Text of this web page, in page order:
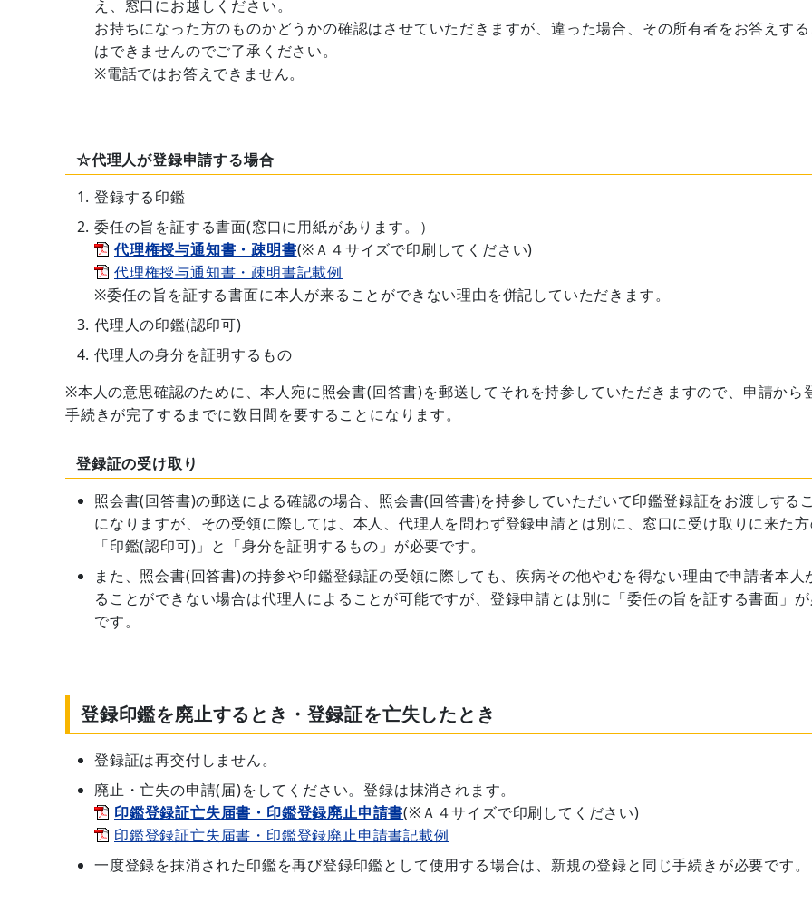
え、窓口にお越しください。
お持ちになった方のものかどうかの確認はさせていただきますが、違った場合、その所有者をお答えす
はできませんのでご了承ください。
※電話ではお答えできません。
☆代理人が登録申請する場合
登録する印鑑
委任の旨を証する書面(窓口に用紙があります。）
代理権授与通知書・疎明書(※Ａ４サイズで印刷してください)
代理権授与通知書・疎明書記載例
※委任の旨を証する書面に本人が来ることができない理由を併記していただきます。
代理人の印鑑(認印可)
代理人の身分を証明するもの
※本人の意思確認のために、本人宛に照会書(回答書)を郵送してそれを持参していただきますので、申請から
手続きが完了するまでに数日間を要することになります。
登録証の受け取り
照会書(回答書)の郵送による確認の場合、照会書(回答書)を持参していただいて印鑑登録証をお渡しする
になりますが、その受領に際しては、本人、代理人を問わず登録申請とは別に、窓口に受け取りに来た
「印鑑(認印可)」と「身分を証明するもの」が必要です。
また、照会書(回答書)の持参や印鑑登録証の受領に際しても、疾病その他やむを得ない理由で申請者本人
ることができない場合は代理人によることが可能ですが、登録申請とは別に「委任の旨を証する書面」
です。
登録印鑑を廃止するとき・登録証を亡失したとき
登録証は再交付しません。
廃止・亡失の申請(届)をしてください。登録は抹消されます。
印鑑登録証亡失届書・印鑑登録廃止申請書(※Ａ４サイズで印刷してください)
印鑑登録証亡失届書・印鑑登録廃止申請書記載例
一度登録を抹消された印鑑を再び登録印鑑として使用する場合は、新規の登録と同じ手続きが必要です。